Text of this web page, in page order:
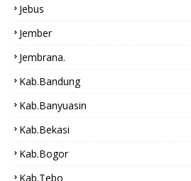
Jebus
Jember
Jembrana.
Kab.bandung
Kab.Banyuasin
Kab.bekasi
Kab.Bogor
Kab.tebo